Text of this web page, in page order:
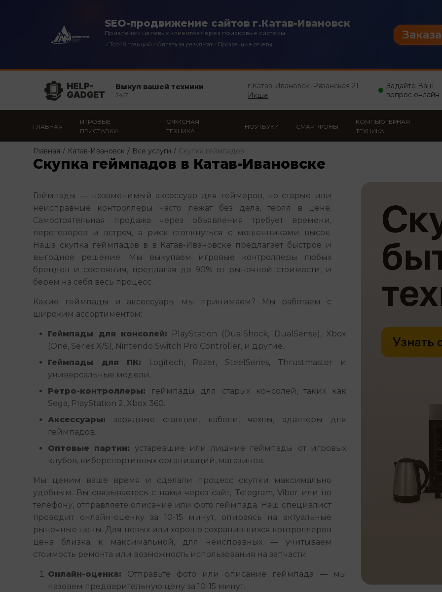
SEO-продвижение сайтов г.Катав-Ивановск
Привлечем целевых клиентов через поисковые системы
✓Топ-10 позиций ✓ Оплата за результат✓ Прозрачные отчеты
Выкуп вашей техники
24/7
г.Катав-Ивановск, Рязанская 21
Икша
Задайте Ваш
вопрос онлайн
ГЛАВНАЯ
ИГРОВЫЕ
ПРИСТАВКИ
ОФИСНАЯ
ТЕХНИКА
НОУТБУКИ СМАРТФОНЫ
КОМПЬЮТЕРНАЯ
ТЕХНИКА
Главная / Катав-Ивановск / Все услуги / Скупка геймпадов
Скупка геймпадов в Катав-Ивановске
Геймпады — незаменимый аксессуар для геймеров, но старые или
неисправные контроллеры часто лежат без дела, теряя в цене.
Самостоятельная продажа через объявления требует времени,
переговоров и встреч, а риск столкнуться с мошенниками высок.
Наша скупка геймпадов в в Катав-Ивановске предлагает быстрое и
выгодное решение. Мы выкупаем игровые контроллеры любых
брендов и состояния, предлагая до 90% от рыночной стоимости, и
берем на себя весь процесс.
Какие геймпады и аксессуары мы принимаем? Мы работаем с
широким ассортиментом:
Геймпады для консолей: PlayStation (DualShock, DualSense), Xbox
(One, Series X/S), Nintendo Switch Pro Controller, и другие.
Геймпады для ПК: Logitech, Razer, SteelSeries, Thrustmaster и
универсальные модели.
Ретро-контроллеры: геймпады для старых консолей, таких как
Sega, PlayStation 2, Xbox 360.
Аксессуары: зарядные станции, кабели, чехлы, адаптеры для
геймпадов.
Оптовые партии: устаревшие или лишние геймпады от игровых
клубов, киберспортивных организаций, магазинов.
Мы ценим ваше время и сделали процесс скупки максимально
удобным. Вы связываетесь с нами через сайт, Telegram, Viber или по
телефону, отправляете описание или фото геймпада. Наш специалист
проводит онлайн-оценку за 10-15 минут, опираясь на актуальные
рыночные цены. Для новых или хорошо сохранившихся контроллеров
цена близка к максимальной, для неисправных — учитываем
стоимость ремонта или возможность использования на запчасти.
Онлайн-оценка: Отправьте фото или описание геймпада — мы
назовем предварительную цену за 10-15 минут.